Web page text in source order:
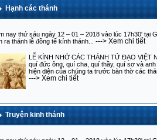
Hạnh các thánh
nay thứ sáu ngày 12 – 01 – 2018 vào lúc 17h30' tại
ra thánh lễ đồng tế kính thánh... ---> Xem chi tiết
LỄ KÍNH NHỚ CÁC THÁNH TỬ ĐẠO VIỆT
quí đức ông, quí cha, quí thầy, quí sơ và
hiện diện của chúng ta trước bàn thờ các
---> Xem chi tiết
Truyện kinh thánh